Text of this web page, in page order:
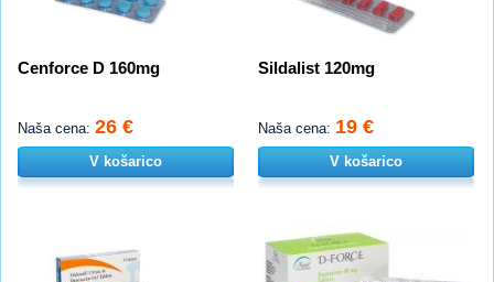
Cenforce D 160mg
Naša cena: 26 €
V košarico
Sildalist 120mg
Naša cena: 19 €
V košarico